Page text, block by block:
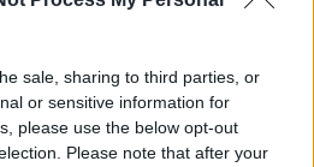
sale, sharing to third parties, or
or sensitive information for
please use the below opt-out
Please note that after your
la legislatura, es la
situaciones tan tensas
intransigentes y
Alberto Garzón de
Podemos-, ha